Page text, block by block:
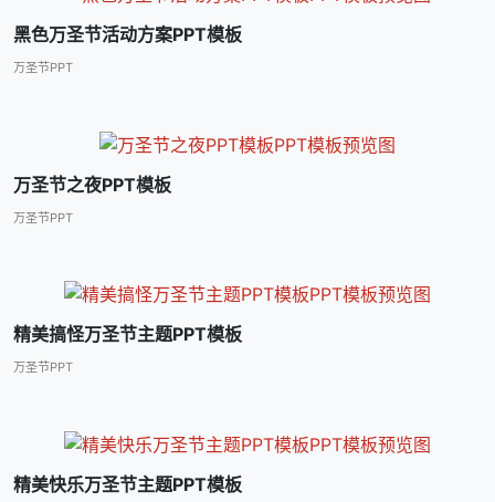
黑色万圣节活动方案PPT模板
万圣节PPT
万圣节之夜PPT模板
万圣节PPT
精美搞怪万圣节主题PPT模板
万圣节PPT
精美快乐万圣节主题PPT模板